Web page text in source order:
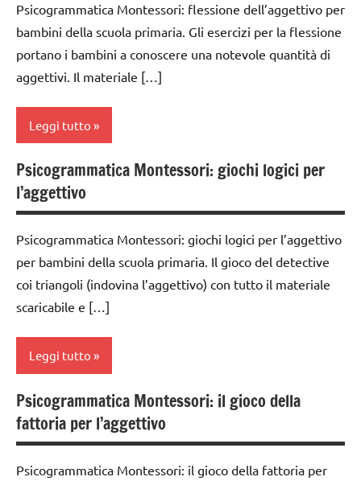
materiale
didattico
nomenclature
Montessori
Montessori
TUTTI GLI
ARTICOLI
GUIDA
DIDATTICA
LINGUAGGIO
MONTESSORI
materiale
didattico
Montessori
psicogrammatica
Montessori
ARGOMENTI
PER ETA'
TUTTI GLI
ARTICOLI
classe
1a
classe
2a
3a
dai
anni
GUIDA
DIDATTICA
MONTESSORI
MONTESSORI
didattico
nomenclature
Montessori
psicogrammatica
Psicogrammatica Montessori: flessione dell’aggettivo per
bambini della scuola primaria. Gli esercizi per la flessione
portano i bambini a conoscere una notevole quantità di
aggettivi. Il materiale […]
Leggi tutto
analisi
grammaticale
Montessori
classe
1a
classe
2a
3a
dai
6
anni
Psicogrammatica Montessori: giochi logici per
l’aggettivo
Psicogrammatica Montessori: giochi logici per l’aggettivo
per bambini della scuola primaria. Il gioco del detective
coi triangoli (indovina l’aggettivo) con tutto il materiale
scaricabile e […]
Leggi tutto
analisi
grammaticale
Montessori
classe
Psicogrammatica Montessori: il gioco della
fattoria per l’aggettivo
Psicogrammatica Montessori: il gioco della fattoria per